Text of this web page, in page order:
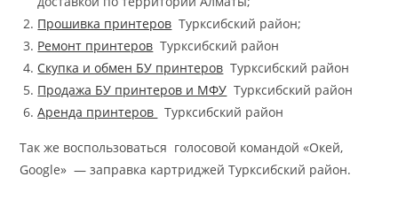
Прошивка принтеров Турксибский район;
Ремонт принтеров Турксибский район
Скупка и обмен БУ принтеров Турксибский район
Продажа БУ принтеров и МФУ Турксибский район
Аренда принтеров
Турксибский район
Так же воспользоваться голосовой командой «Окей,
Google» — заправка картриджей Турксибский район.